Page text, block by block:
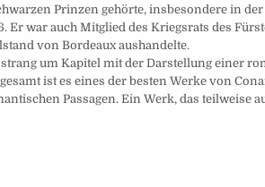
Prinzen gehörte, insbesondere in
Er war auch Mitglied des Kriegsrats des
von Bordeaux aushandelte.
um Kapitel mit der Darstellung einer
ist es eines der besten Werke von
Passagen. Ein Werk, das teilweise